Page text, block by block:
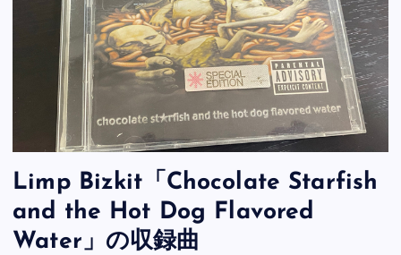
Limp Bizkit「Chocolate Starfish
and the Hot Dog Flavored
Water」の収録曲